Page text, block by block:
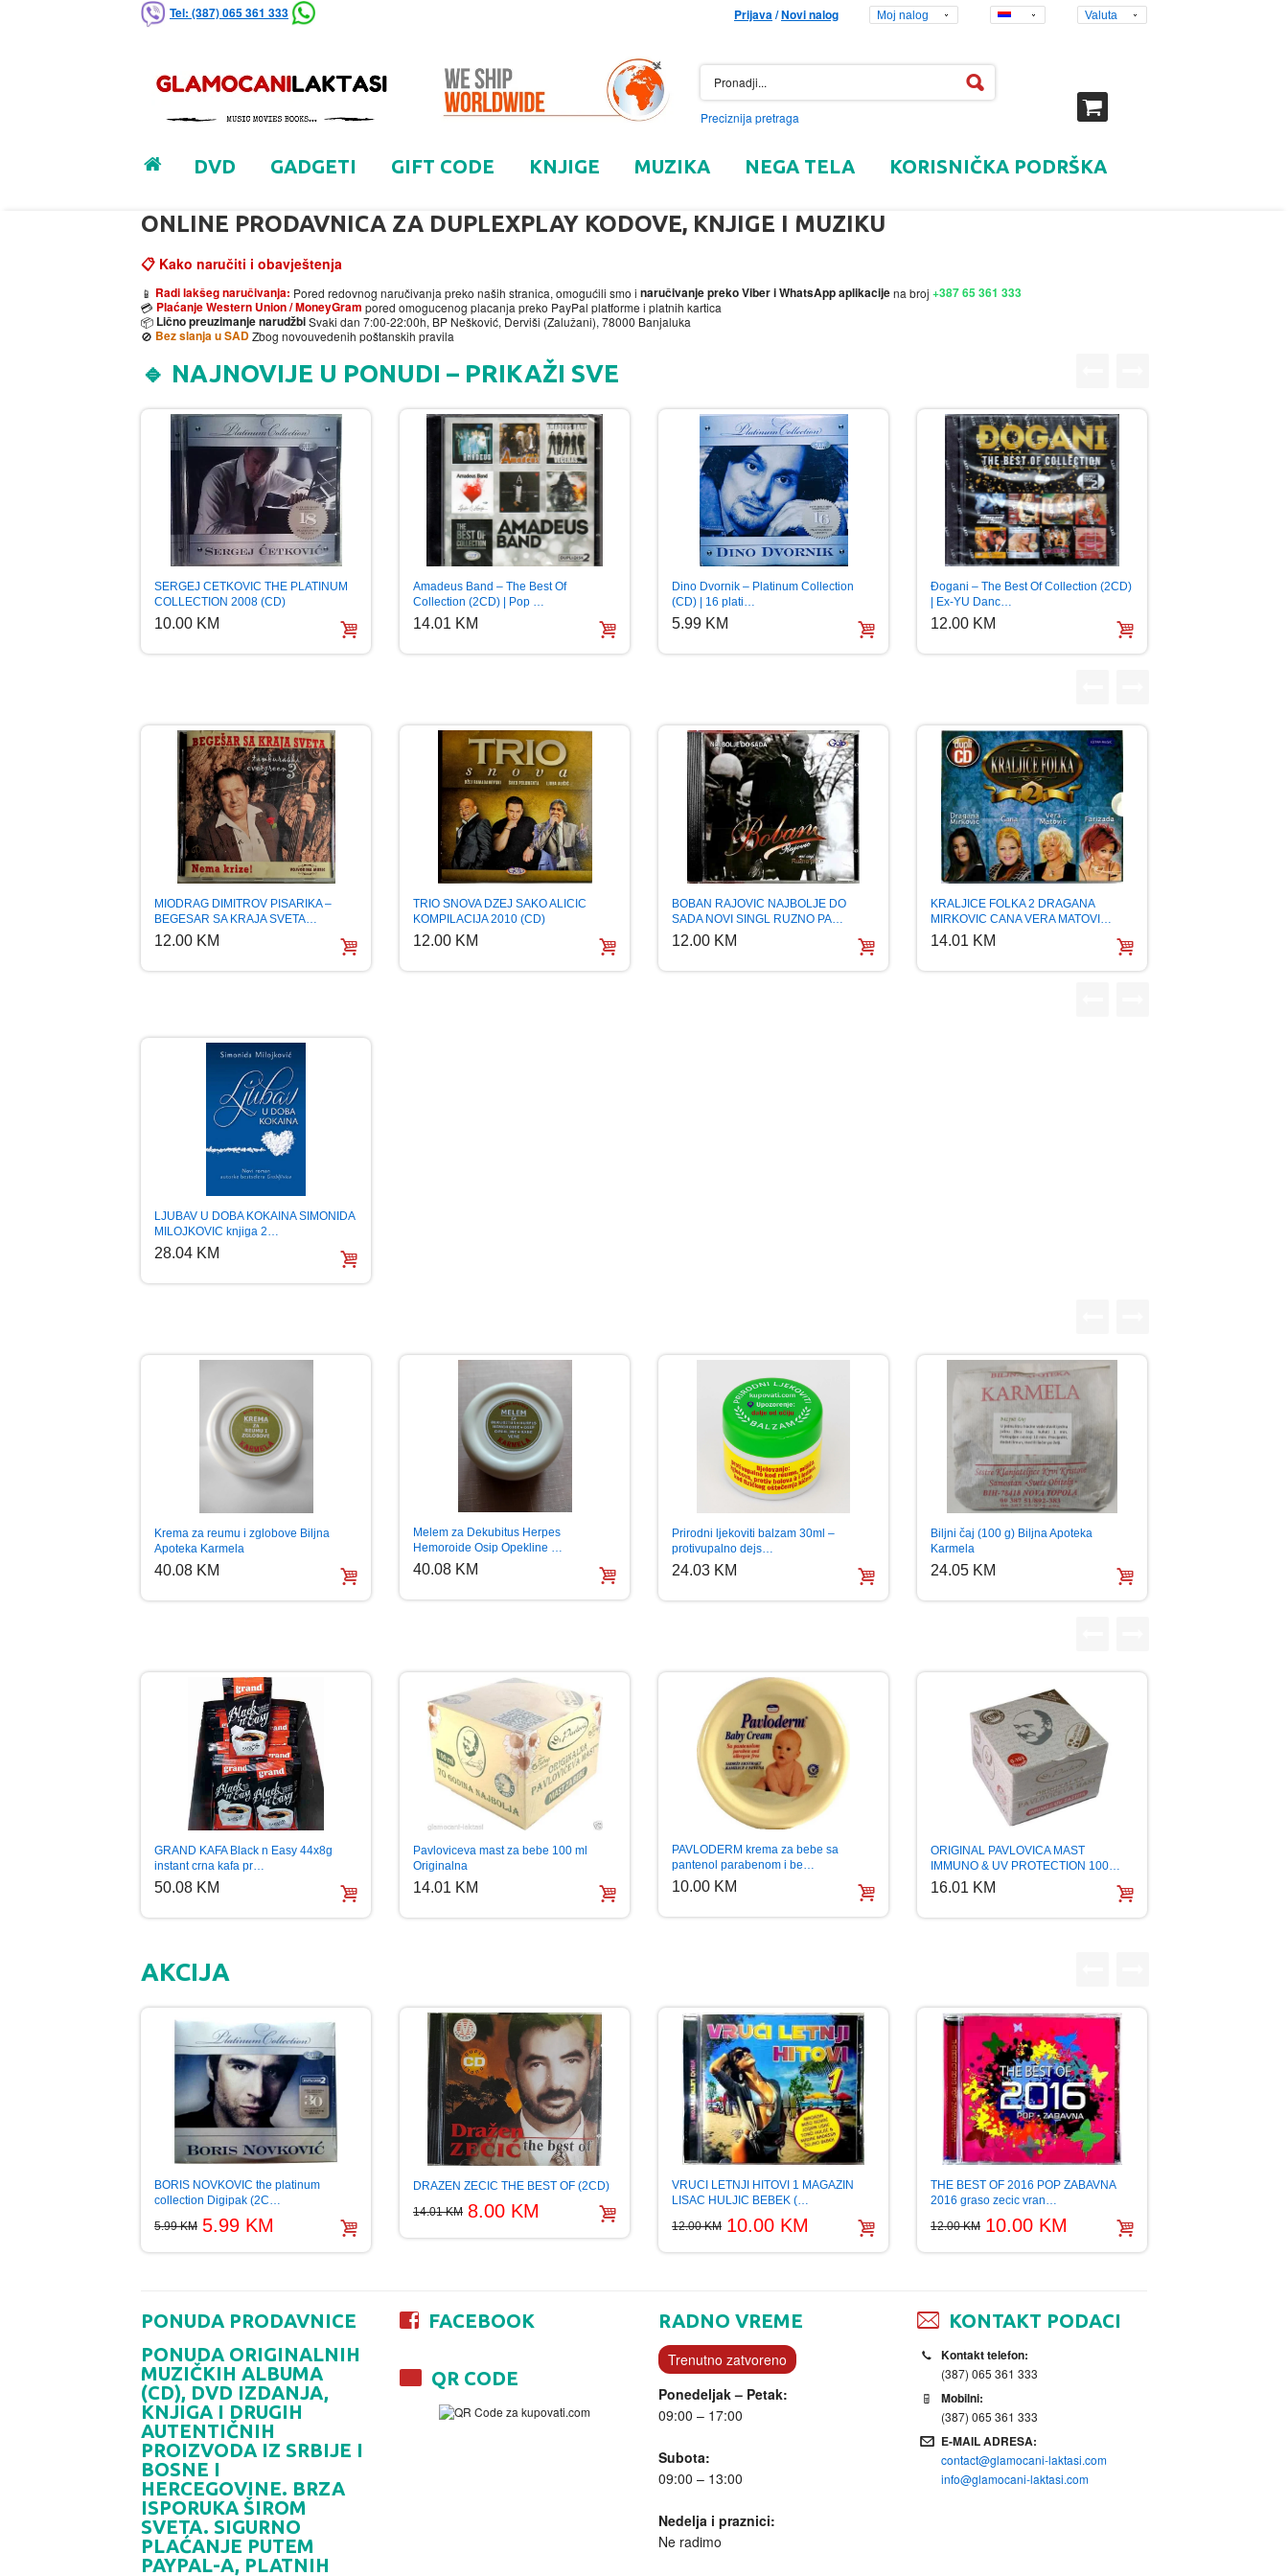
Tel: (387) 065 361 333 Prijava/Novi nalog Moj nalog Valuta
Preciznija pretraga
DVD GADGETI GIFT CODE KNJIGE MUZIKA NEGA TELA KORISNIČKA PODRŠKA
ONLINE PRODAVNICA ZA DUPLEXPLAY KODOVE, KNJIGE I MUZIKU
📋 Kako naručiti i obavještenja
📱 Radi lakšeg naručivanja: Pored redovnog naručivanja preko naših stranica, omogućili smo i naručivanje preko Viber i WhatsApp aplikacijena broj +387 65 361 333
💳 Plaćanje Western Union / MoneyGram pored omogucenog placanja preko PayPal platforme i platnih kartica
📦 Lično preuzimanje narudžbiSvaki dan 7:00-22:00h, BP Nešković, Derviši (Zalužani), 78000 Banjaluka
🚫 Bez slanja u SADZbog novouvedenih poštanskih pravila
🔹 NAJNOVIJE U PONUDI – PRIKAŽI SVE
SERGEJ CETKOVIC THE PLATINUM
COLLECTION 2008 (CD)
10.00 KM
Amadeus Band – The Best Of
Collection (2CD) | Pop …
14.01 KM
Dino Dvornik – Platinum Collection
(CD) | 16 plati…
5.99 KM
Đogani – The Best Of Collection (2CD)
| Ex-YU Danc…
12.00 KM
MIODRAG DIMITROV PISARIKA –
BEGESAR SA KRAJA SVETA…
12.00 KM
TRIO SNOVA DZEJ SAKO ALICIC
KOMPILACIJA 2010 (CD)
12.00 KM
BOBAN RAJOVIC NAJBOLJE DO
SADA NOVI SINGL RUZNO PA…
12.00 KM
KRALJICE FOLKA 2 DRAGANA
MIRKOVIC CANA VERA MATOVI…
14.01 KM
LJUBAV U DOBA KOKAINA SIMONIDA
MILOJKOVIC knjiga 2…
28.04 KM
Krema za reumu i zglobove Biljna
Apoteka Karmela
40.08 KM
Melem za Dekubitus Herpes
Hemoroide Osip Opekline …
40.08 KM
Prirodni ljekoviti balzam 30ml –
protivupalno dejs…
24.03 KM
Biljni čaj (100 g) Biljna Apoteka
Karmela
24.05 KM
GRAND KAFA Black n Easy 44x8g
instant crna kafa pr…
50.08 KM
Pavloviceva mast za bebe 100 ml
Originalna
14.01 KM
PAVLODERM krema za bebe sa
pantenol parabenom i be…
10.00 KM
ORIGINAL PAVLOVICA MAST
IMMUNO & UV PROTECTION 100…
16.01 KM
AKCIJA
BORIS NOVKOVIC the platinum
collection Digipak (2C…
5.99 KM 5.99 KM
DRAZEN ZECIC THE BEST OF (2CD)
14.01 KM 8.00 KM
VRUCI LETNJI HITOVI 1 MAGAZIN
LISAC HULJIC BEBEK (…
12.00 KM 10.00 KM
THE BEST OF 2016 POP ZABAVNA
2016 graso zecic vran…
12.00 KM 10.00 KM
PONUDA PRODAVNICE
PONUDA ORIGINALNIH
MUZIČKIH ALBUMA
(CD), DVD IZDANJA,
KNJIGA I DRUGIH
AUTENTIČNIH
PROIZVODA IZ SRBIJE I
BOSNE I
HERCEGOVINE. BRZA
ISPORUKA ŠIROM
SVETA. SIGURNO
PLAĆANJE PUTEM
PAYPAL-A, PLATNIH
FACEBOOK
QR CODE
RADNO VREME
Trenutno zatvoreno
Ponedeljak – Petak:
09:00 – 17:00
Subota:
09:00 – 13:00
Nedelja i praznici:
Ne radimo
KONTAKT PODACI
Kontakt telefon:
(387) 065 361 333
Mobilni:
(387) 065 361 333
E-MAIL ADRESA:
contact@glamocani-laktasi.com
info@glamocani-laktasi.com